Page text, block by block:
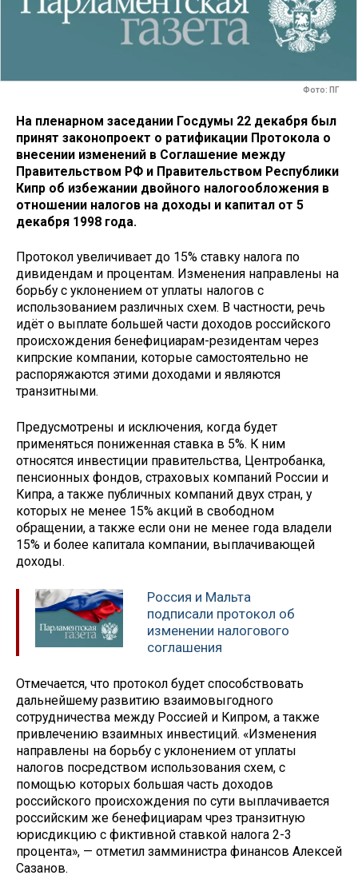
Фото: ПГ
На пленарном заседании Госдумы 22 декабря был
принят законопроект о ратификации Протокола о
внесении изменений в Соглашение между
Правительством РФ и Правительством Республики
Кипр об избежании двойного налогообложения в
отношении налогов на доходы и капитал от 5
декабря 1998 года.
Протокол увеличивает до 15% ставку налога по
дивидендам и процентам. Изменения направлены на
борьбу с уклонением от уплаты налогов с
использованием различных схем. В частности, речь
идёт о выплате большей части доходов российского
происхождения бенефициарам-резидентам через
кипрские компании, которые самостоятельно не
распоряжаются этими доходами и являются
транзитными.
Предусмотрены и исключения, когда будет
применяться пониженная ставка в 5%. К ним
относятся инвестиции правительства, Центробанка,
пенсионных фондов, страховых компаний России и
Кипра, а также публичных компаний двух стран, у
которых не менее 15% акций в свободном
обращении, а также если они не менее года владели
15% и более капитала компании, выплачивающей
доходы.
Россия и Мальта
подписали протокол об
изменении налогового
соглашения
Отмечается, что протокол будет способствовать
дальнейшему развитию взаимовыгодного
сотрудничества между Россией и Кипром, а также
привлечению взаимных инвестиций. «Изменения
направлены на борьбу с уклонением от уплаты
налогов посредством использования схем, с
помощью которых большая часть доходов
российского происхождения по сути выплачивается
российским же бенефициарам чрез транзитную
юрисдикцию с фиктивной ставкой налога 2-3
процента», — отметил замминистра финансов Алексей
Сазанов.